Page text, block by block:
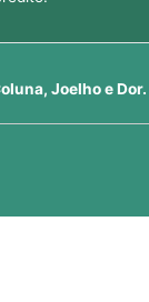
Joelho e Dor.